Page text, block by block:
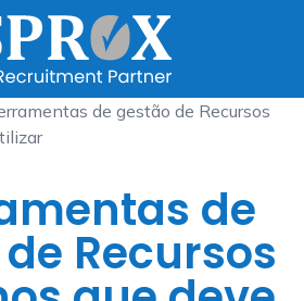
de gestão de Recursos
de
Recursos